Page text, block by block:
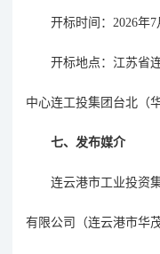
开标时间： 2026年7
开标地点： 江苏省
中心连工投集团台北（
七、 发布媒介
连云港市工业投资
有限公司（连云港市华